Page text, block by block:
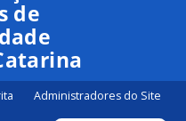
de
Administradores do Site